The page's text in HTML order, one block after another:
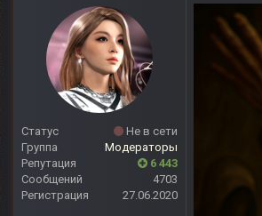
Статус
Не в сети
Группа
Модераторы
Репутация
6 443
Сообщений
4703
Регистрация
27.06.2020